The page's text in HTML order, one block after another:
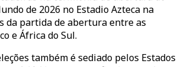
de 2026 no Estadio Azteca na
da partida de abertura entre as
e África do Sul.
também é sediado pelos Estados